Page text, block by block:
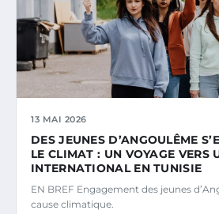
13 MAI 2026
DES JEUNES D’ANGOULÊME
LE CLIMAT : UN VOYAGE VERS
INTERNATIONAL EN TUNISIE
EN BREF Engagement des jeunes
cause climatique.